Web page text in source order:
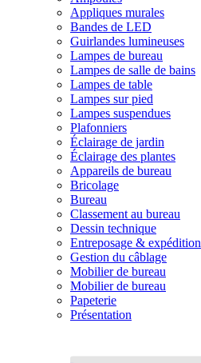
Appliques murales
Bandes de LED
Guirlandes lumineuses
Lampes de bureau
Lampes de salle de bains
Lampes de table
Lampes sur pied
Lampes suspendues
Plafonniers
Éclairage de jardin
Éclairage des plantes
Appareils de bureau
Bricolage
Bureau
Classement au bureau
Dessin technique
Entreposage & expédition
Gestion du câblage
Mobilier de bureau
Mobilier de bureau
Papeterie
Présentation